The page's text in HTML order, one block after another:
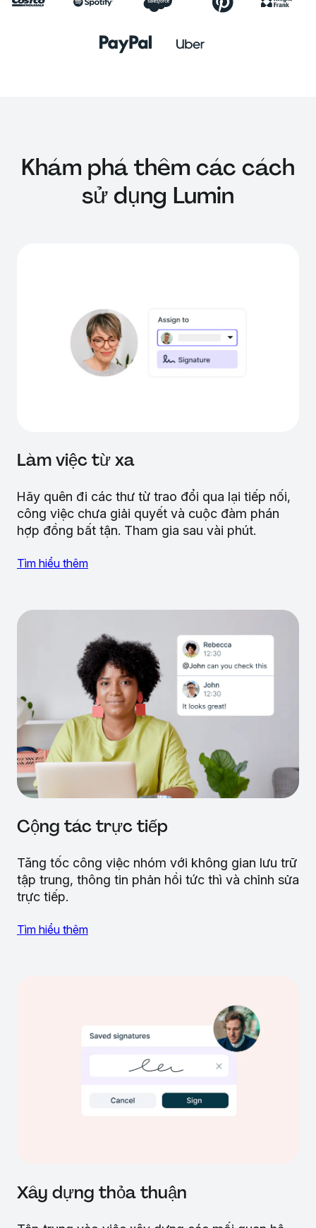
Khám phá thêm các cách
sử dụng Lumin
Làm việc từ xa
Hãy quên đi các thư từ trao đổi qua lại tiếp nối,
công việc chưa giải quyết và cuộc đàm phán
hợp đồng bất tận. Tham gia sau vài phút.
Tìm hiểu thêm
Cộng tác trực tiếp
Tăng tốc công việc nhóm với không gian lưu trữ
tập trung, thông tin phản hồi tức thì và chỉnh sửa
trực tiếp.
Tìm hiểu thêm
Xây dựng thỏa thuận